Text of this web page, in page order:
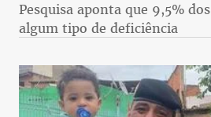
Pesquisa aponta que 9,5%
algum tipo de deficiência